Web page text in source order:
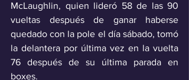
McLaughlin, quien lideró 58 de las 90
vueltas después de ganar haberse
quedado con la pole el día sábado, tomó
la delantera por última vez en la vuelta
76 después de su última parada en
boxes.